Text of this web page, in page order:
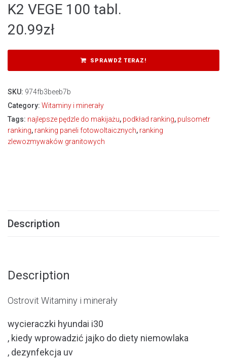
K2 VEGE 100 tabl.
20.99zł
SPRAWDŹ TERAZ!
SKU: 974fb3beeb7b
Category: Witaminy i minerały
Tags: najlepsze pędzle do makijażu, podkład ranking, pulsometr
ranking, ranking paneli fotowoltaicznych, ranking
zlewozmywaków granitowych
Description
Description
Ostrovit Witaminy i minerały
wycieraczki hyundai i30
, kiedy wprowadzić jajko do diety niemowlaka
, dezynfekcja uv